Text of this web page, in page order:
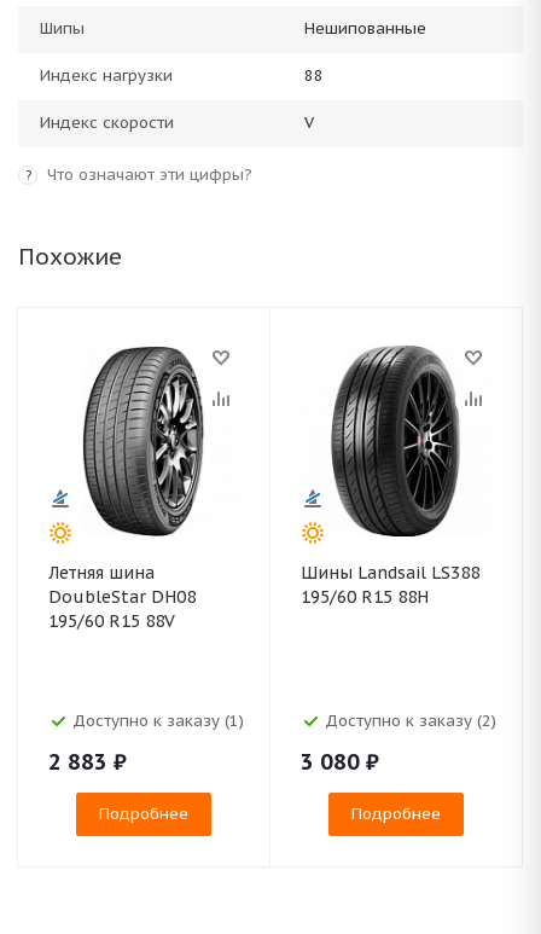
Шипы Нешипованные
Индекс нагрузки 88
Индекс скорости V
? Что означают эти цифры?
Похожие
Летняя шина
DoubleStar DH08
195/60 R15 88V
Доступно к заказу (1)
2 883 ₽
Подробнее
Шины Landsail LS388
195/60 R15 88H
Доступно к заказу (2)
3 080 ₽
Подробнее